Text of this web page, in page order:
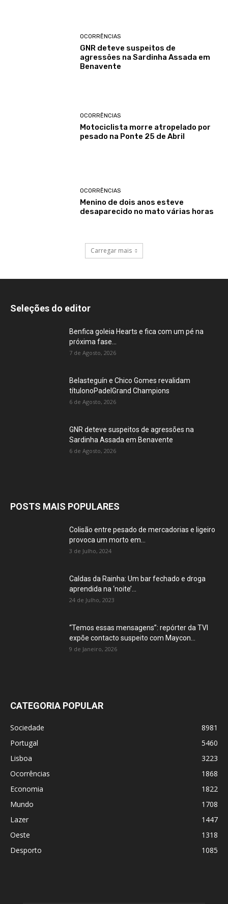
OCORRÊNCIAS
GNR deteve suspeitos de
agressões na Sardinha Assada em
Benavente
OCORRÊNCIAS
Motociclista morre atropelado por
pesado na Ponte 25 de Abril
OCORRÊNCIAS
Menino de dois anos esteve
desaparecido no mato várias horas
Carregar mais
Seleções do editor
Benfica goleia Hearts e fica com um pé na
próxima fase...
7 de Agosto, 2026
Belasteguín e Chico Gomes revalidam
títulonoPadelGrand Champions
6 de Agosto, 2026
GNR deteve suspeitos de agressões na
Sardinha Assada em Benavente
6 de Agosto, 2026
POSTS MAIS POPULARES
Colisão entre pesado de mercadorias e ligeiro
provoca um morto em...
3 de Julho, 2024
Caldas da Rainha: Um bar fechado e droga
aprendida na ‘noite’...
24 de Julho, 2023
“Temos essas mensagens”: repórter da TVI
expõe contacto suspeito com Maycon...
9 de Janeiro, 2026
CATEGORIA POPULAR
Sociedade
8981
Portugal
5460
Lisboa
3223
Ocorrências
1868
Economia
1822
Mundo
1708
Lazer
1447
Oeste
1318
Desporto
1085